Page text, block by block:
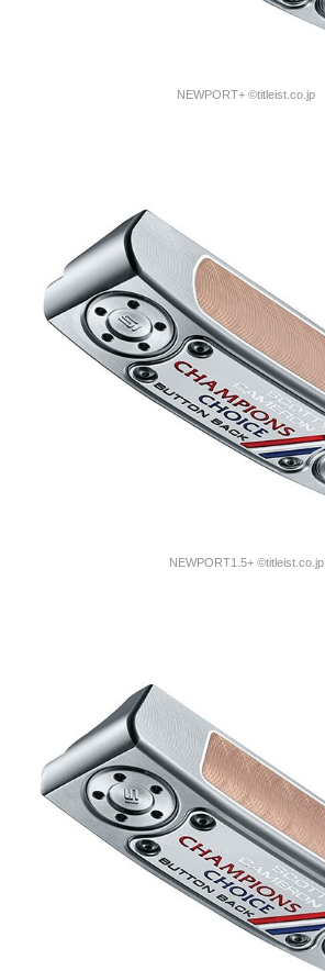
NEWPORT+ ©titleist.co.jp
NEWPORT1.5+ ©titleist.co.jp